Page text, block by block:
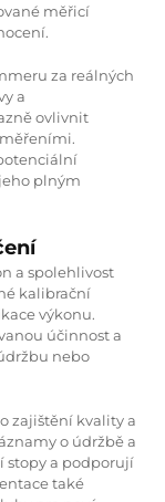
měřicí
za reálných
a
ovlivnit
plným
a spolehlivost
kalibrační
výkonu.
účinnost a
nebo
zajištění kvality a
o údržbě a
stopy a podporují
také